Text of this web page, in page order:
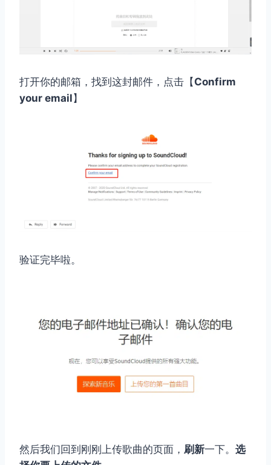
打开你的邮箱，找到这封邮件，点击【Confirm
your email】
验证完毕啦。
然后我们回到刚刚上传歌曲的页面， 刷新一下。 选